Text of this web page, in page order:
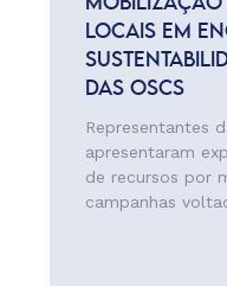
LOCAIS EM
DAS OSCS
Representantes
apresentaram
de recursos por
campanhas